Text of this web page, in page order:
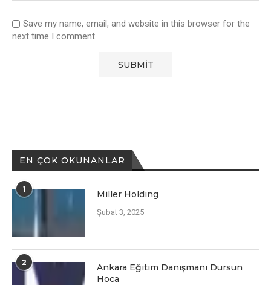
Save my name, email, and website in this browser for the
next time I comment.
EN ÇOK OKUNANLAR
1 Miller Holding
Şubat 3, 2025
2
Ankara Eğitim Danışmanı Dursun
Hoca